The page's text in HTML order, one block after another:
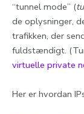
“tunnel mode” (
de oplysninger,
trafikken, der
fuldstændigt.
virtuelle private
Her er hvordan